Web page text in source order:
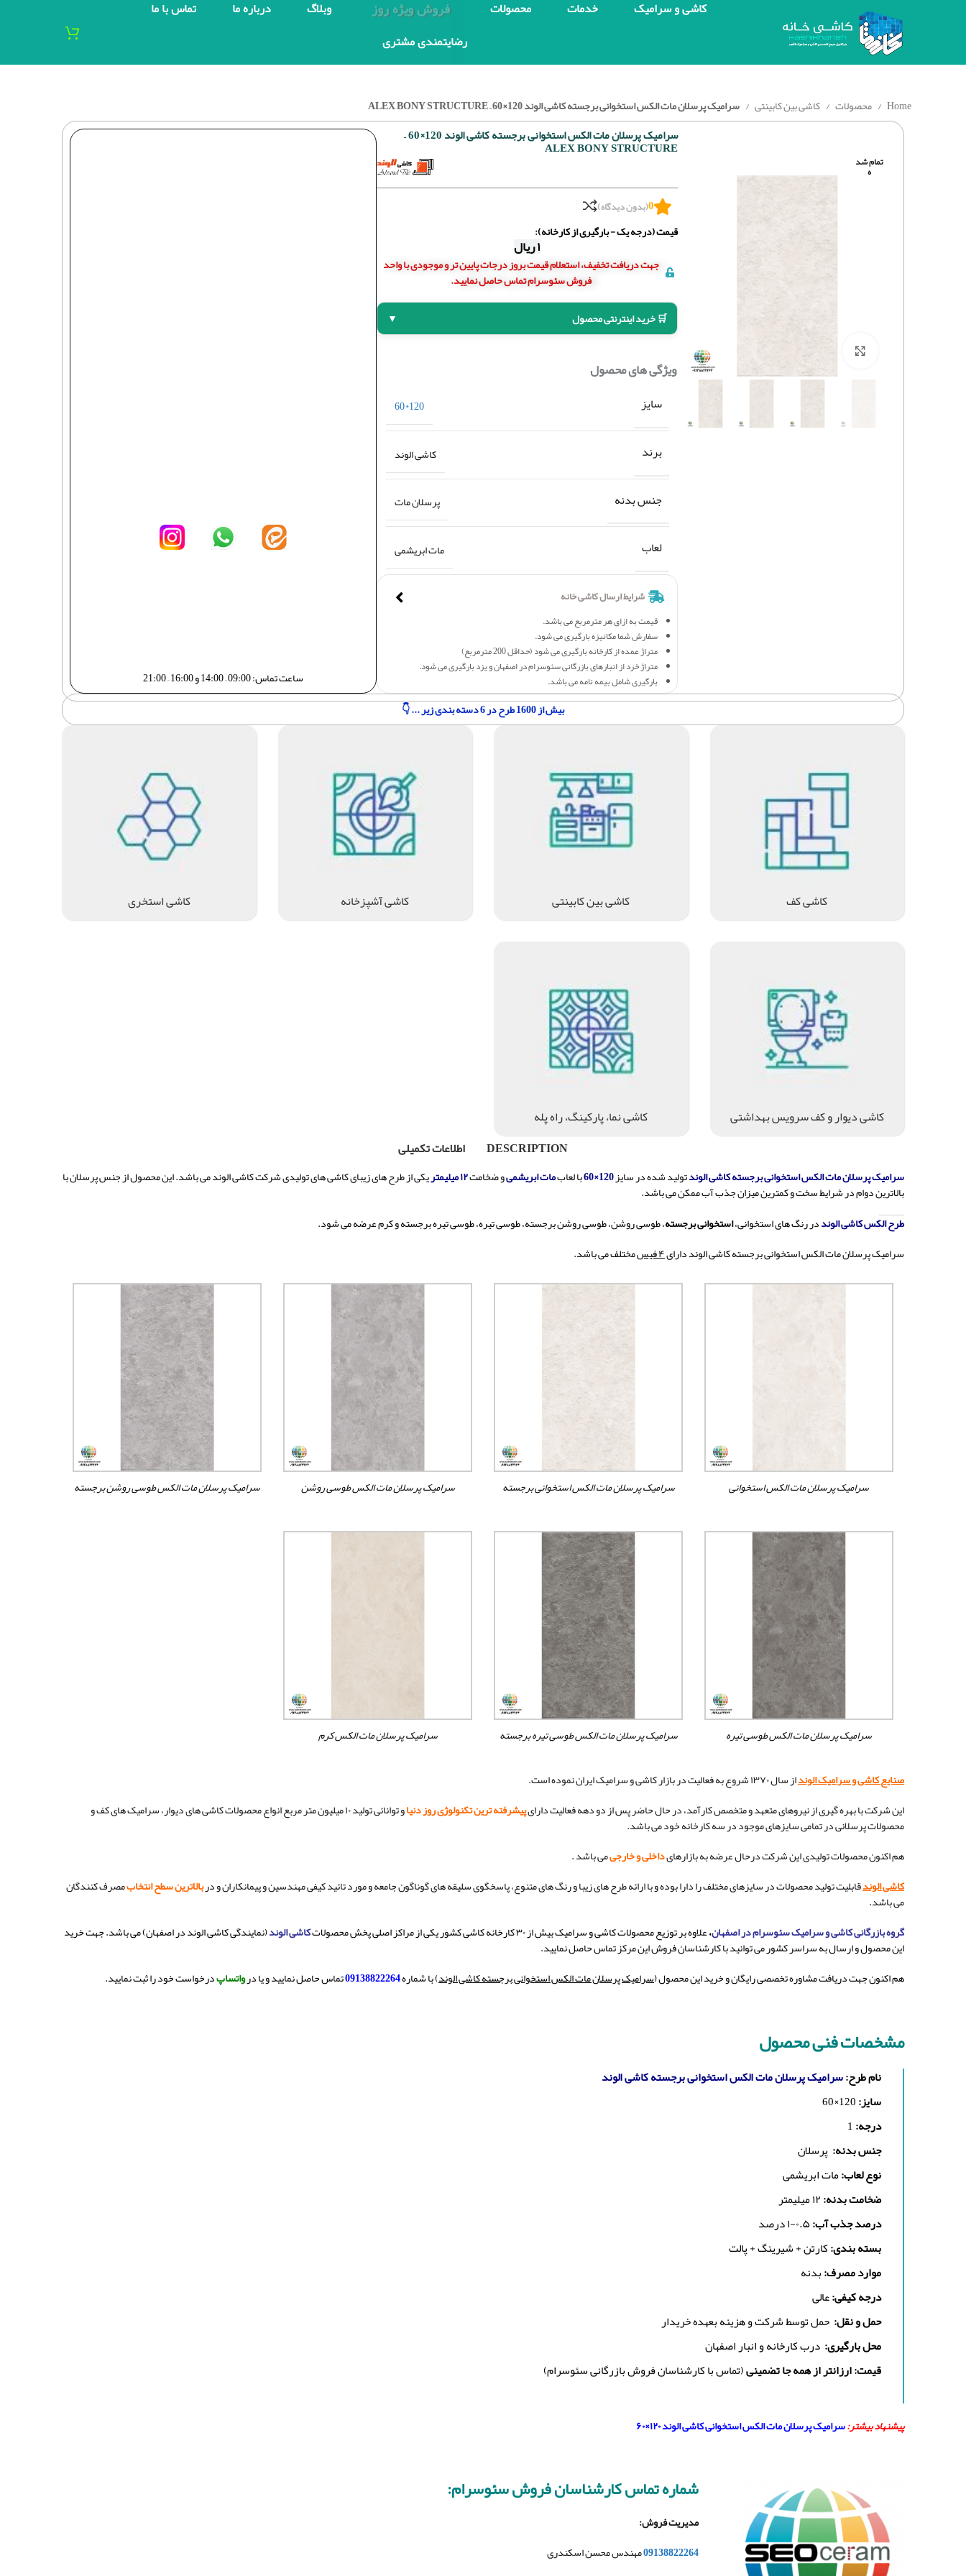
کاشی و سرامیک خدمات محصولات فروش ویژه روز وبلاگ درباره ما تماس با ما
رضایتمندی مشتری
Home محصولات کاشی بین کابینتی سرامیک پرسلان مات الکس استخوانی برجسته کاشی الوند 120×60 – ALEX BONY STRUCTURE
تمام شد
ه
برای بزرگنمایی کلیک کنید
سرامیک پرسلان مات الکس استخوانی برجسته کاشی الوند 120×60 –
ALEX BONY STRUCTURE
0(بدون دیدگاه)
قیمت (درجه یک - بارگیری از کارخانه):
۱ریال
جهت دریافت تخفیف، استعلام قیمت بروز درجات پایین تر و موجودی با واحد
فروش سئوسرام تماس حاصل نمایید.
🛒 خرید اینترنتی محصول
▼
ویژگی های محصول
سایز 120*60
برند کاشی الوند
جنس بدنه پرسلان مات
لعاب مات ابریشمی
قیمت به ازای هر مترمربع می باشد.
سفارش شما مکانیزه بارگیری می شود.
متراژ عمده از کارخانه بارگیری می شود (حداقل 200 مترمربع)
متراژ خرد از انبارهای بازرگانی سئوسرام در اصفهان و یزد بارگیری می شود.
بارگیری شامل بیمه نامه می باشد.
شرایط ارسال کاشی خانه
ساعت تماس: 09:00 – 14:00 و 16:00 – 21:00
بیش از 1600 طرح در 6 دسته بندی زیر ... 👇
کاشی کف کاشی بین کابینتی کاشی آشپزخانه کاشی استخری
کاشی دیوار و کف سرویس بهداشتی
کاشی نما، پارکینگ، راه پله
DESCRIPTION
اطلاعات تکمیلی
سرامیک پرسلان مات الکس استخوانی برجسته کاشی الوندتولید شده در سایز با لعابمات ابریشمیو ضخامت۱۲ میلیمتر یکی از طرح های زیبای کاشی های تولیدی شرکت کاشی الوند می باشد. این محصول از جنس پرسلان با
بالاترین دوام در شرایط سخت و کمترین میزان جذب آب ممکن می باشد.
طرح الکس کاشی الونددر رنگ های استخوانی،استخوانی برجسته، طوسی روشن، طوسی روشن برجسته، طوسی تیره، طوسی تیره برجسته و کرم عرضه می شود.
سرامیک پرسلان مات الکس استخوانی برجسته کاشی الوند دارای۴ فیس مختلف می باشد.
سرامیک پرسلان مات الکس استخوانی سرامیک پرسلان مات الکس استخوانی برجسته سرامیک پرسلان مات الکس طوسی روشن سرامیک پرسلان مات الکس طوسی روشن برجسته
سرامیک پرسلان مات الکس طوسی تیره سرامیک پرسلان مات الکس طوسی تیره برجسته سرامیک پرسلان مات الکس کرم
صنایع کاشی و سرامیک الونداز سال ۱۳۷۰ شروع به فعالیت در بازار کاشی و سرامیک ایران نموده است.
این شرکت با بهره گیری از نیروهای متعهد و متخصص کارآمد، در حال حاضر پس از دو دهه فعالیت دارایپیشرفته ترین تکنولوژی روز دنیا و توانائی تولید ۱۰ میلیون متر مربع انواع محصولات کاشی های دیوار، سرامیک های کف و
محصولات پرسلانی در تمامی سایزهای موجود در سه کارخانه خود می باشد.
هم اکنون محصولات تولیدی این شرکت درحال عرضه به بازارهایداخلی و خارجیمی باشد .
کاشی الوندقابلیت تولید محصولات در سایزهای مختلف را دارا بوده و با ارائه طرح های زیبا و رنگ های متنوع، پاسخگوی سلیقه های گوناگون جامعه و مورد تائید کیفی مهندسین و پیمانکاران و دربالاترین سطح انتخابمصرف کنندگان
می باشد.
گروه بازرگانی کاشی و سرامیک سئوسرام در اصفهان،علاوه بر توزیع محصولات کاشی و سرامیک بیش از ۳۰ کارخانه کاشی کشور یکی از مراکز اصلی پخش محصولات کاشی الوند(نمایندگی کاشی الوند در اصفهان) می باشد. جهت خرید
این محصول و ارسال به سراسر کشور می توانید با کارشناسان فروش این مرکز تماس حاصل نمایید.
هم اکنون جهت دریافت مشاوره تخصصی رایگان و خرید این محصول (سرامیک پرسلان مات الکس استخوانی برجسته کاشی الوند) با شماره09138822264تماس حاصل نمایید و یا درواتساپدرخواست خود را ثبت نمایید.
مشخصات فنی محصول
نام طرح:سرامیک پرسلان مات الکس استخوانی برجسته کاشی الوند
سایز:
درجه:
جنس بدنه: پرسلان
نوع لعاب:مات ابریشمی
ضخامت بدنه:
درصد جذب آب:
بسته بندی:کارتن + شیرینگ + پالت
موارد مصرف:بدنه
درجه کیفی:عالی
حمل و نقل: حمل توسط شرکت و هزینه بعهده خریدار
محل بارگیری: درب کارخانه و انبار اصفهان
قیمت: ارزانتر از همه جا تضمینی(تماس با کارشناسان فروش بازرگانی سئوسرام)
پیشنهاد بیشتر:سرامیک پرسلان مات الکس استخوانی کاشی الوند ۱۲۰×۶۰
شماره تماس کارشناسان فروش سئوسرام:
مدیریت فروش:
09138822264مهندس محسن اسکندری